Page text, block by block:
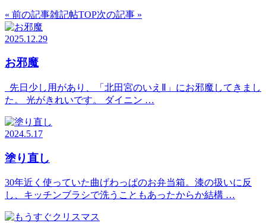
« 前の記事雑記帖TOP次の記事 »
2025.12.29
お邪魔
先日少し用があり、「北田宮のいえⅡ」にお邪魔してきまし
た。 光がきれいです。 ダイニン …
2024.5.17
塗り直し
30年近く使っていた曲げわっぱのお弁当箱。漆の扱いに反
し、キッチンブラシで洗うこともあったからか結構 …